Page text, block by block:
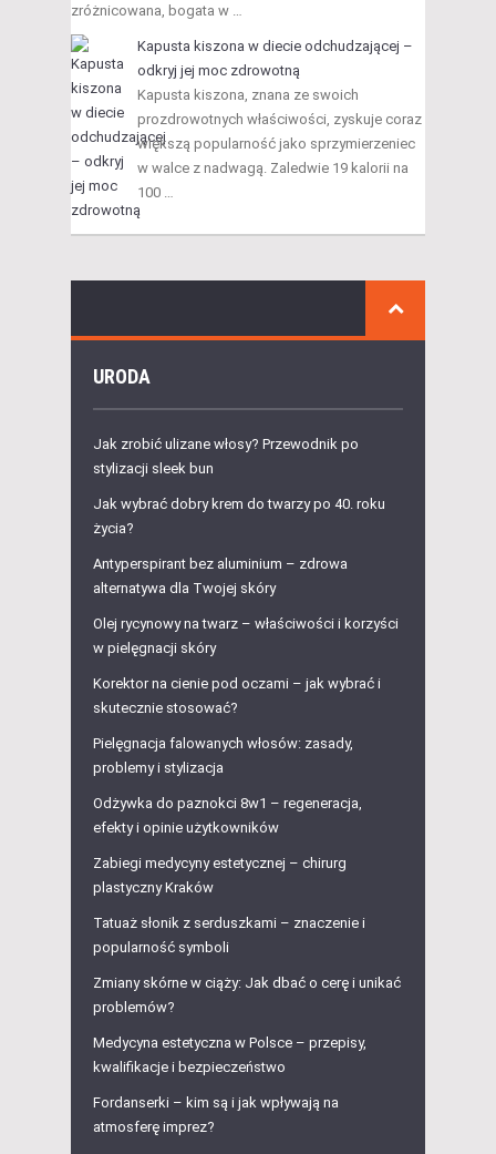
zróżnicowana, bogata w …
Kapusta kiszona w diecie odchudzającej –
odkryj jej moc zdrowotną
Kapusta kiszona, znana ze swoich
prozdrowotnych właściwości, zyskuje coraz
większą popularność jako sprzymierzeniec
w walce z nadwagą. Zaledwie 19 kalorii na
100 …
URODA
Jak zrobić ulizane włosy? Przewodnik po
stylizacji sleek bun
Jak wybrać dobry krem do twarzy po 40. roku
życia?
Antyperspirant bez aluminium – zdrowa
alternatywa dla Twojej skóry
Olej rycynowy na twarz – właściwości i korzyści
w pielęgnacji skóry
Korektor na cienie pod oczami – jak wybrać i
skutecznie stosować?
Pielęgnacja falowanych włosów: zasady,
problemy i stylizacja
Odżywka do paznokci 8w1 – regeneracja,
efekty i opinie użytkowników
Zabiegi medycyny estetycznej – chirurg
plastyczny Kraków
Tatuaż słonik z serduszkami – znaczenie i
popularność symboli
Zmiany skórne w ciąży: Jak dbać o cerę i unikać
problemów?
Medycyna estetyczna w Polsce – przepisy,
kwalifikacje i bezpieczeństwo
Fordanserki – kim są i jak wpływają na
atmosferę imprez?